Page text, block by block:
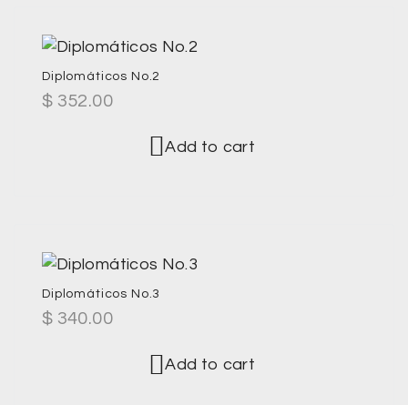
Diplomáticos No.2
$ 352.00
Add to cart
Diplomáticos No.3
$ 340.00
Add to cart